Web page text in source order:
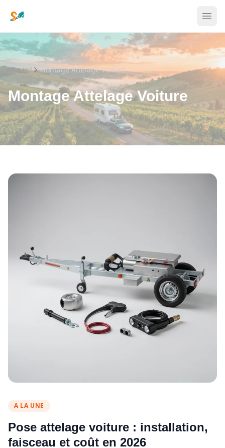
Accueil Montage Attelage Voiture
Montage Attelage Voiture
A LA UNE
Pose attelage voiture : installation,
faisceau et coût en 2026